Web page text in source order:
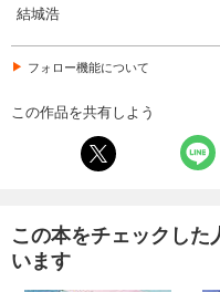
結城浩
フォロー機能について
この作品を共有しよう
この本をチェックし
います